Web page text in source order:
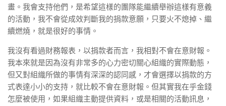
畫。我會支持他們，是希望這樣的團隊能繼續舉辦這樣有意義
的活動，我不會從成效判斷我的捐款意願，只要火不熄掉、繼
續燃燒，就是很好的事情。
我沒有看過財務報表，以捐款者而言，我相對不會在意財報。
我本來就是因為沒有非常多的心力密切關心組織的實際動態，
但又對組織所做的事情有深深的認同感，才會選擇以捐款的方
式表達小小的支持，就比較不會在意財報。但其實我在乎金錢
怎麼被使用，如果組織主動提供資料，或是相關的活動訊息，